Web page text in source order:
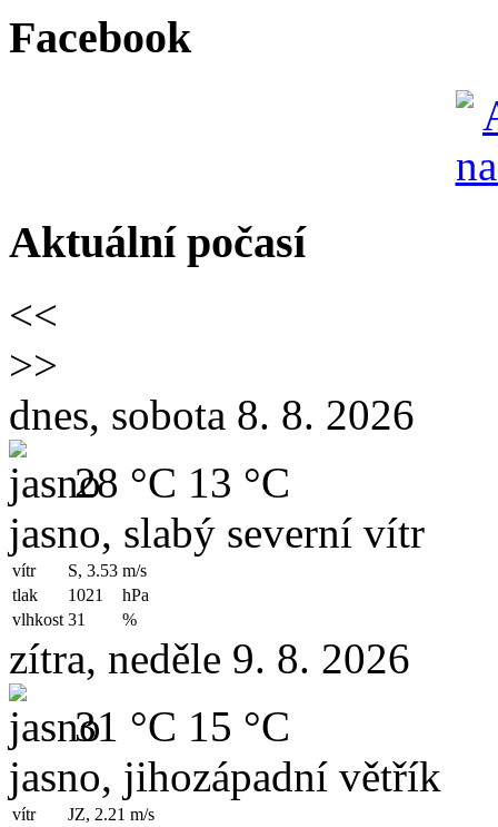
Facebook
Aktuální počasí
<<
>>
dnes, sobota 8. 8. 2026
28 °C 13 °C
jasno, slabý severní vítr
vítr S, 3.53 m/s
tlak
1021
hPa
vlhkost 31 %
zítra, neděle 9. 8. 2026
31 °C 15 °C
jasno, jihozápadní větřík
vítr JZ, 2.21 m/s